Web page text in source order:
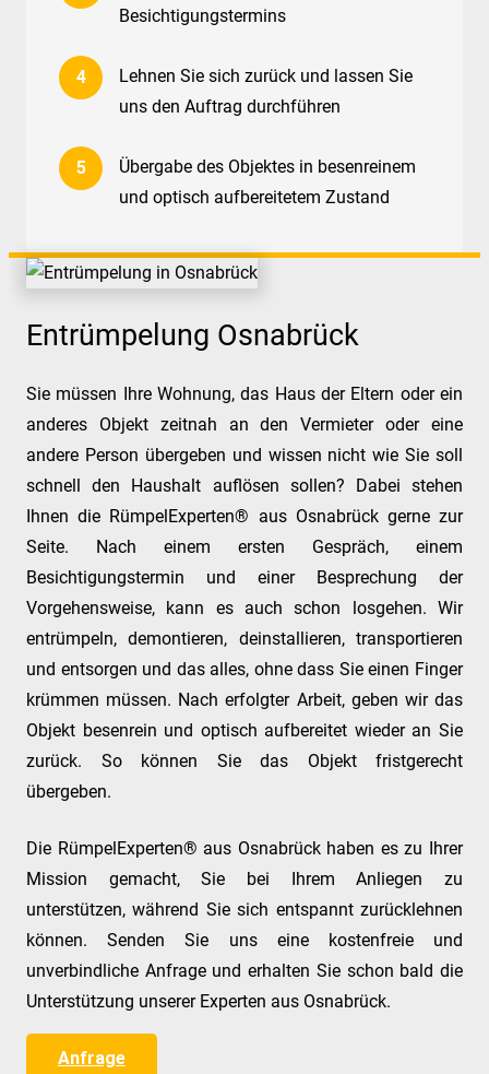
Besichtigungstermins
Lehnen Sie sich zurück und lassen Sie
uns den Auftrag durchführen
Übergabe des Objektes in besenreinem
und optisch aufbereitetem Zustand
Entrümpelung Osnabrück
Sie müssen Ihre Wohnung, das Haus der Eltern oder ein
anderes Objekt zeitnah an den Vermieter oder eine
andere Person übergeben und wissen nicht wie Sie soll
schnell den Haushalt auflösen sollen? Dabei stehen
Ihnen die RümpelExperten® aus Osnabrück gerne zur
Seite. Nach einem ersten Gespräch, einem
Besichtigungstermin und einer Besprechung der
Vorgehensweise, kann es auch schon losgehen. Wir
entrümpeln, demontieren, deinstallieren, transportieren
und entsorgen und das alles, ohne dass Sie einen Finger
krümmen müssen. Nach erfolgter Arbeit, geben wir das
Objekt besenrein und optisch aufbereitet wieder an Sie
zurück. So können Sie das Objekt fristgerecht
übergeben.
Die RümpelExperten® aus Osnabrück haben es zu Ihrer
Mission gemacht, Sie bei Ihrem Anliegen zu
unterstützen, während Sie sich entspannt zurücklehnen
können. Senden Sie uns eine kostenfreie und
unverbindliche Anfrage und erhalten Sie schon bald die
Unterstützung unserer Experten aus Osnabrück.
Anfrage